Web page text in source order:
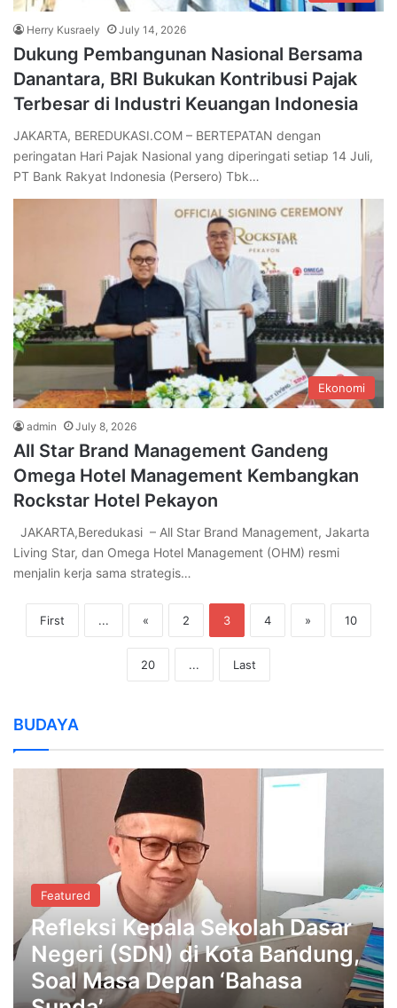
Herry Kusraely July 14, 2026
Dukung Pembangunan Nasional Bersama
Danantara, BRI Bukukan Kontribusi Pajak
Terbesar di Industri Keuangan Indonesia
JAKARTA, BEREDUKASI.COM – BERTEPATAN dengan
peringatan Hari Pajak Nasional yang diperingati setiap 14 Juli,
PT Bank Rakyat Indonesia (Persero) Tbk…
Ekonomi
admin July 8, 2026
All Star Brand Management Gandeng
Omega Hotel Management Kembangkan
Rockstar Hotel Pekayon
JAKARTA,Beredukasi – All Star Brand Management, Jakarta
Living Star, dan Omega Hotel Management (OHM) resmi
menjalin kerja sama strategis…
First ... « 2 3 4 » 10
20 ... Last
BUDAYA
Featured
Refleksi Kepala Sekolah Dasar
Negeri (SDN) di Kota Bandung,
Soal Masa Depan ‘Bahasa